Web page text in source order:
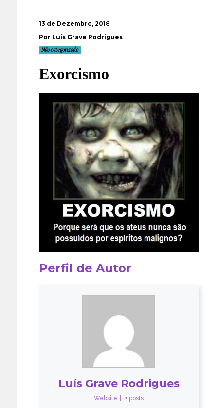
13 de Dezembro, 2018
Por Luís Grave Rodrigues
Não categorizado
Exorcismo
Perfil de Autor
Luís Grave Rodrigues
Website + posts